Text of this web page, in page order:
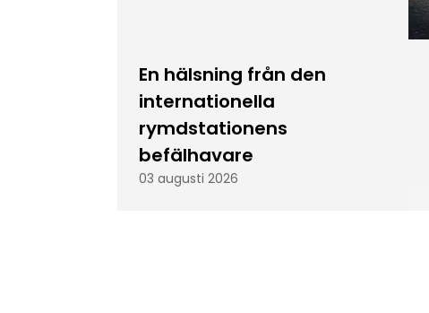
En hälsning från den
internationella
rymdstationens
befälhavare
03 augusti 2026